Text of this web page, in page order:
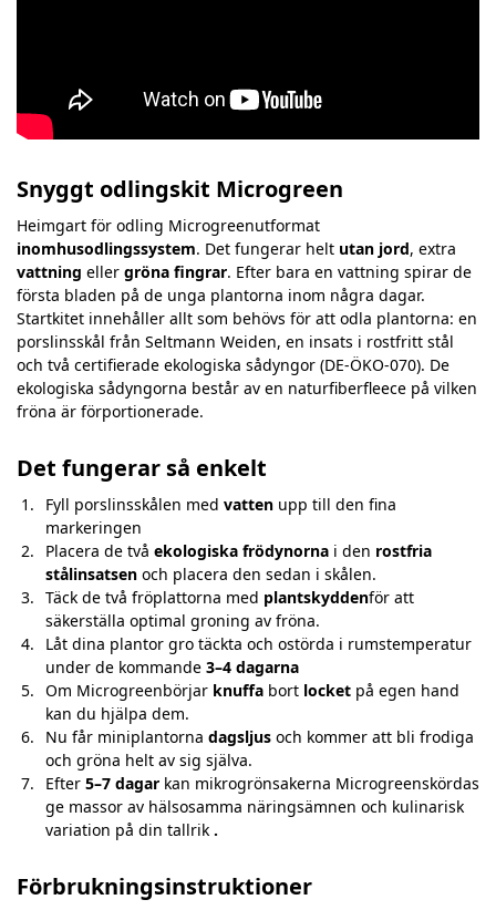
Snyggt odlingskit Microgreen
Heimgart för odling Microgreenutformat
inomhusodlingssystem. Det fungerar helt utan jord, extra
vattning eller gröna fingrar. Efter bara en vattning spirar de
första bladen på de unga plantorna inom några dagar.
Startkitet innehåller allt som behövs för att odla plantorna: en
porslinsskål från Seltmann Weiden, en insats i rostfritt stål
och två certifierade ekologiska sådyngor (DE-ÖKO-070). De
ekologiska sådyngorna består av en naturfiberfleece på vilken
fröna är förportionerade.
Det fungerar så enkelt
Fyll porslinsskålen med vatten upp till den fina
markeringen
Placera de två ekologiska frödynorna i den rostfria
stålinsatsen och placera den sedan i skålen.
Täck de två fröplattorna med plantskyddenför att
säkerställa optimal groning av fröna.
Låt dina plantor gro täckta och ostörda i rumstemperatur
under de kommande 3–4 dagarna
Om Microgreenbörjar knuffa bort locket på egen hand
kan du hjälpa dem.
Nu får miniplantorna dagsljus och kommer att bli frodiga
och gröna helt av sig själva.
Efter 5–7 dagar kan mikrogrönsakerna Microgreenskördas
ge massor av hälsosamma näringsämnen och kulinarisk
variation på din tallrik .
Förbrukningsinstruktioner